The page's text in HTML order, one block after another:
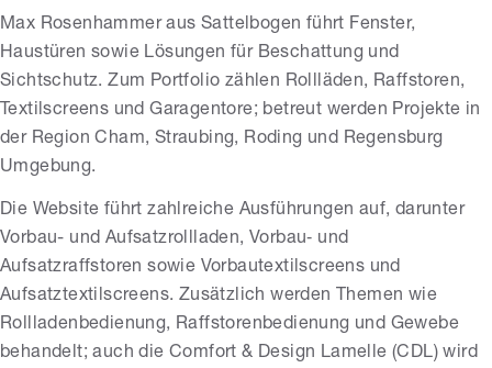
Max Rosenhammer aus Sattelbogen führt Fenster,
Haustüren sowie Lösungen für Beschattung und
Sichtschutz. Zum Portfolio zählen Rollläden, Raffstoren,
Textilscreens und Garagentore; betreut werden Projekte in
der Region Cham, Straubing, Roding und Regensburg
Umgebung.
Die Website führt zahlreiche Ausführungen auf, darunter
Vorbau- und Aufsatzrollladen, Vorbau‑ und
Aufsatzraffstoren sowie Vorbautextilscreens und
Aufsatztextilscreens. Zusätzlich werden Themen wie
Rollladenbedienung, Raffstorenbedienung und Gewebe
behandelt; auch die Comfort & Design Lamelle (CDL) wird